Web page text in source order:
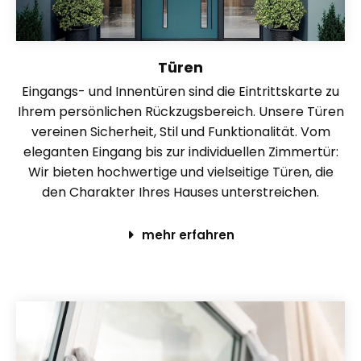
Türen
Eingangs- und Innentüren sind die Eintrittskarte zu
Ihrem persönlichen Rückzugsbereich. Unsere Türen
vereinen Sicherheit, Stil und Funktionalität. Vom
eleganten Eingang bis zur individuellen Zimmertür:
Wir bieten hochwertige und vielseitige Türen, die
den Charakter Ihres Hauses unterstreichen.
mehr erfahren